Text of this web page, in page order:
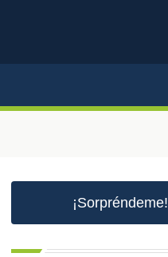
¡Sorpréndeme!